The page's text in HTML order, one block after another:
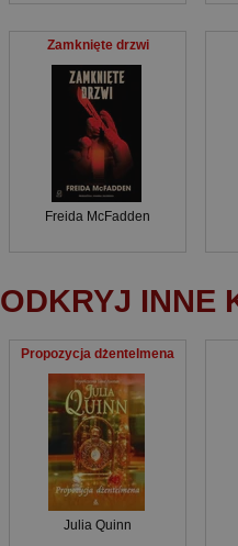
Zamknięte drzwi
Freida McFadden
ODKRYJ INNE
Propozycja dżentelmena
Julia Quinn